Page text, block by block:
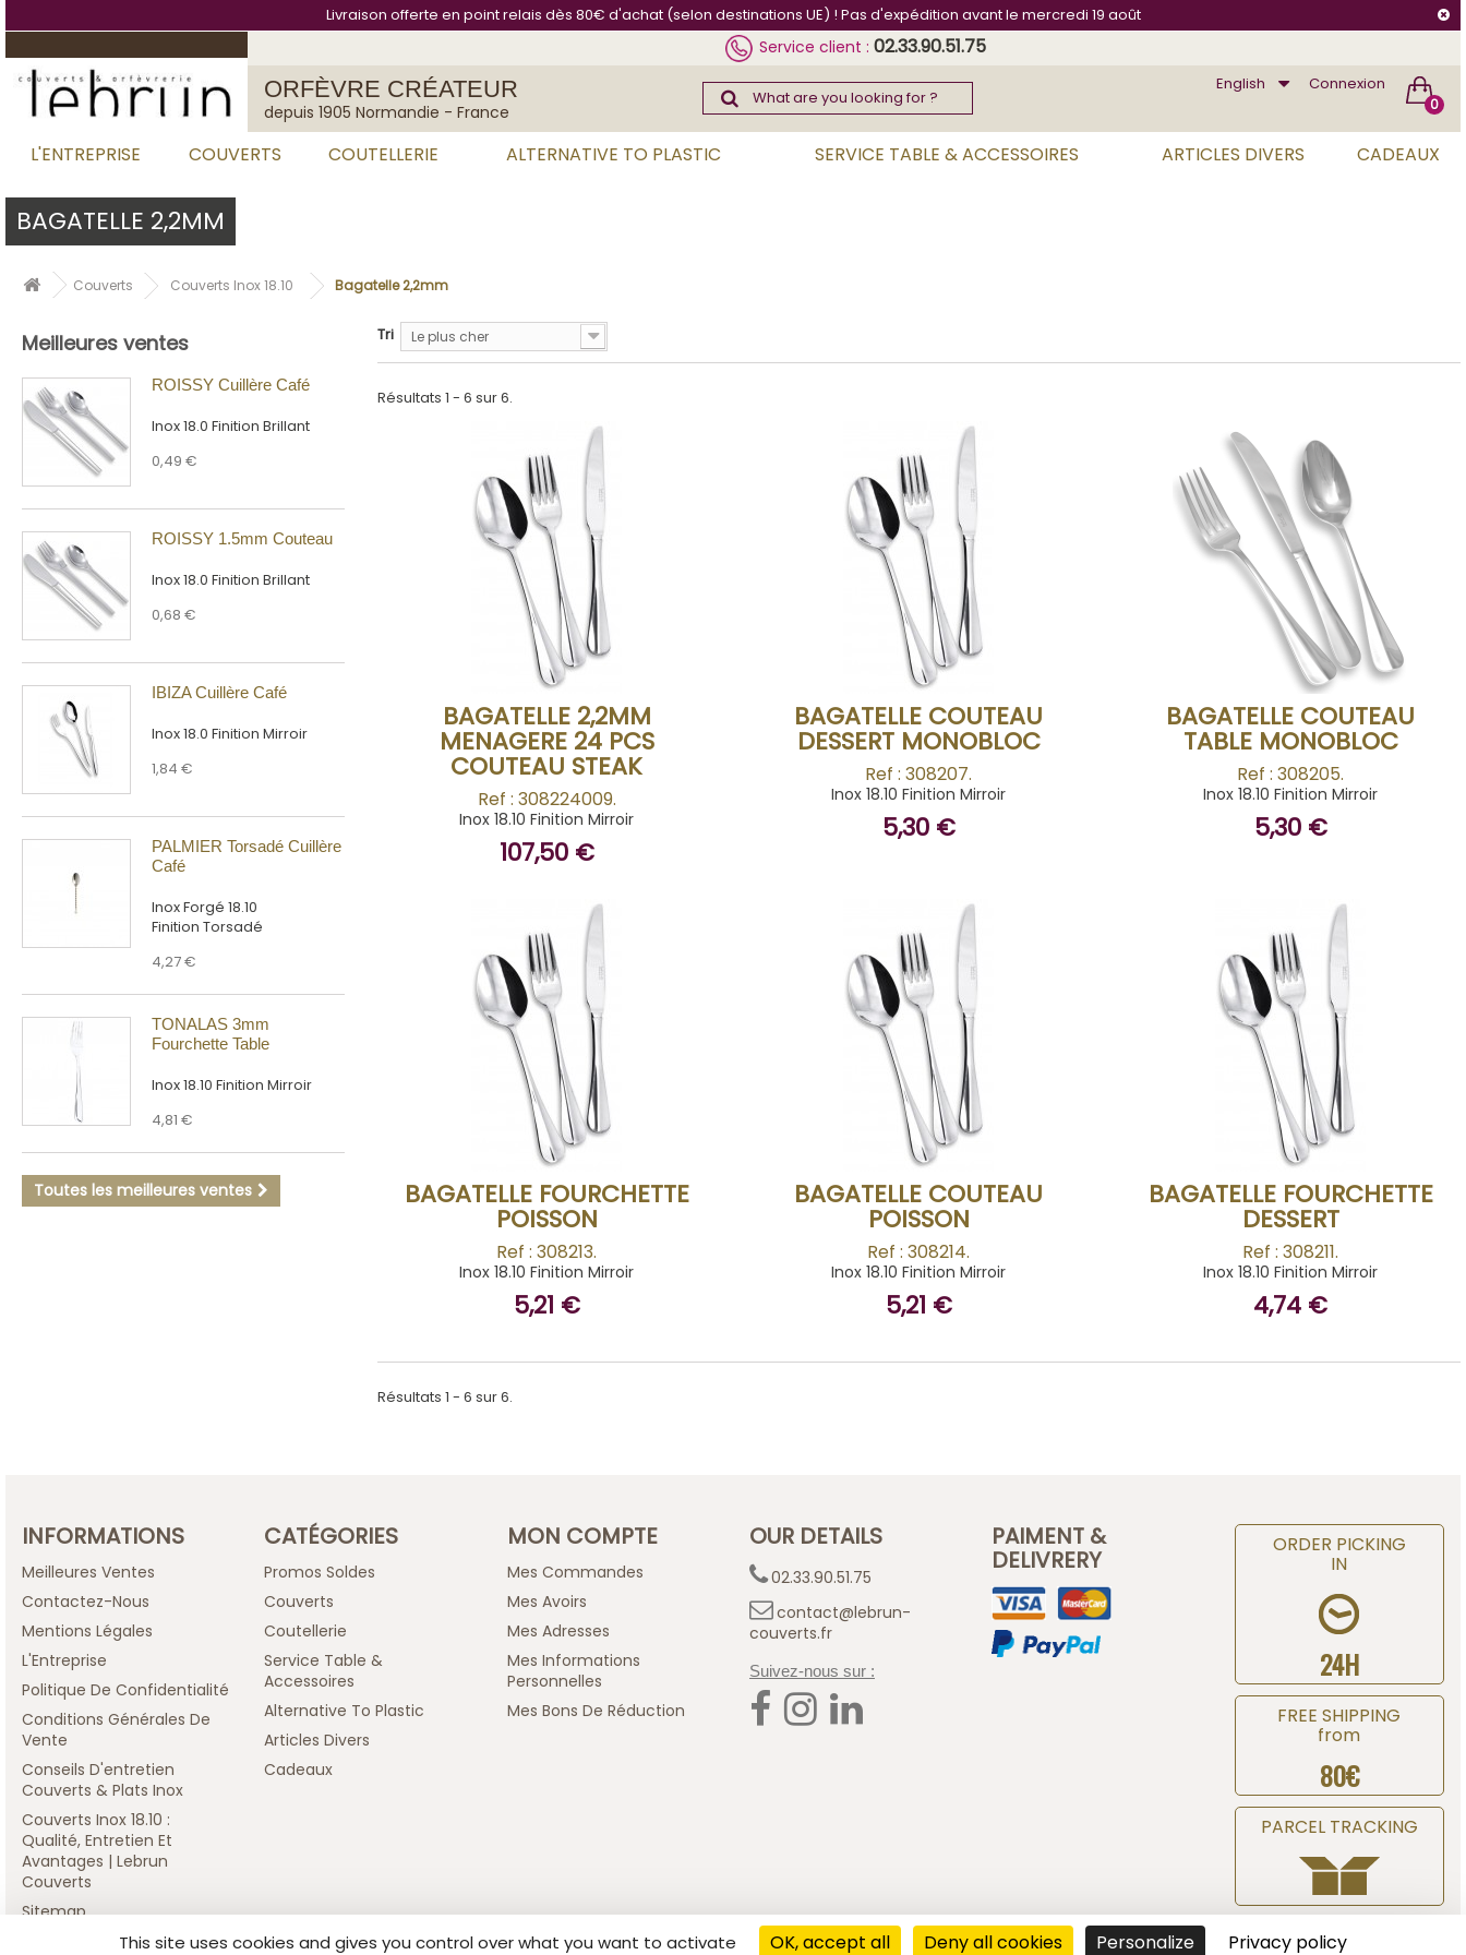
Livraison offerte en point relais dès 80€ d'achat (selon destinations UE) ! Pas d'expédition avant le mercredi 19 août
Service client :02.33.90.51.75
ORFÈVRE CRÉATEUR
depuis 1905 Normandie - France 0
Connexion
English
L'ENTREPRISE COUVERTS COUTELLERIE ALTERNATIVE TO PLASTIC SERVICE TABLE & ACCESSOIRES ARTICLES DIVERS CADEAUX
BAGATELLE 2,2MM
Couverts Couverts Inox 18.10 Bagatelle 2,2mm
Meilleures ventes
ROISSY Cuillère Café
Inox 18.0 Finition Brillant
0,49 €
ROISSY 1.5mm Couteau
Inox 18.0 Finition Brillant
0,68 €
IBIZA Cuillère Café
Inox 18.0 Finition Mirroir
1,84 €
PALMIER Torsadé Cuillère
Café
Inox Forgé 18.10
Finition Torsadé
4,27 €
TONALAS 3mm
Fourchette Table
Inox 18.10 Finition Mirroir
4,81 €
Toutes les meilleures ventes
Tri Le plus cher
Résultats 1 - 6 sur 6.
BUY
BAGATELLE 2,2MM
MENAGERE 24 PCS
COUTEAU STEAK
Ref : 308224009.
Inox 18.10 Finition Mirroir
107,50 €
BUY
BAGATELLE COUTEAU
DESSERT MONOBLOC
Ref : 308207.
Inox 18.10 Finition Mirroir
5,30 €
BUY
BAGATELLE COUTEAU
TABLE MONOBLOC
Ref : 308205.
Inox 18.10 Finition Mirroir
5,30 €
BUY
BAGATELLE FOURCHETTE
POISSON
Ref : 308213.
Inox 18.10 Finition Mirroir
5,21 €
BUY
BAGATELLE COUTEAU
POISSON
Ref : 308214.
Inox 18.10 Finition Mirroir
5,21 €
BUY
BAGATELLE FOURCHETTE
DESSERT
Ref : 308211.
Inox 18.10 Finition Mirroir
4,74 €
Résultats 1 - 6 sur 6.
INFORMATIONS
Meilleures Ventes
Contactez-Nous
Mentions Légales
L'Entreprise
Politique De Confidentialité
Conditions Générales De
Vente
Conseils D'entretien
Couverts & Plats Inox
Couverts Inox 18.10 :
Qualité, Entretien Et
Avantages | Lebrun
Couverts
Sitemap
CATÉGORIES
Promos Soldes
Couverts
Coutellerie
Service Table &
Accessoires
Alternative To Plastic
Articles Divers
Cadeaux
MON COMPTE
Mes Commandes
Mes Avoirs
Mes Adresses
Mes Informations
Personnelles
Mes Bons De Réduction
OUR DETAILS
02.33.90.51.75
contact@lebrun-
couverts.fr
Suivez-nous sur :
PAIMENT &
DELIVRERY
ORDER PICKING
IN
24H
FREE SHIPPING
from
80€
PARCEL TRACKING
This site uses cookies and gives you control over what you want to activate OK, accept all Deny all cookies Personalize Privacy policy